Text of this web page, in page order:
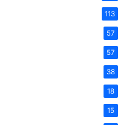
113
57
57
38
18
15